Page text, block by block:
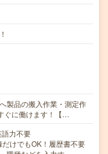
製品の搬入作業・測定作
ぐに働けます！【…
力不要
けでもOK！履歴書不要